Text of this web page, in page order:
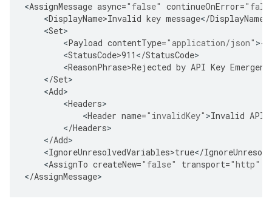
<AssignMessage async="false" continueOnError=
<DisplayName>Invalid key message</DisplayName
<Set
<Payload contentType="application/json" >{
<StatusCode>911 </StatusCode
<ReasonPhrase>Rejected by API Key
</Set
<Add
<Headers
<Header name="invalidKey" >Invalid API
</Headers
</Add
<IgnoreUnresolvedVariables>true</
<AssignTo createNew="false" transport="http"
</AssignMessage>